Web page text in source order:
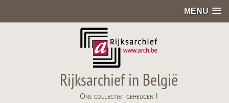
MENU
Rijksarchief in België
Ons collectief geheugen !